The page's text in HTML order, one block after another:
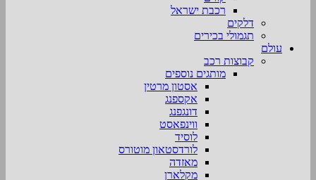
רכבת ישראל
דלקים
תגמולי בכירים
עולם
קבוצות רכב
מותגים נוספים
אסטון מרטין
אקספנג
דונגפנג
ווינפאסט
לוסיד
לורדסטאון מוטורס
מאזדה
מקלארן